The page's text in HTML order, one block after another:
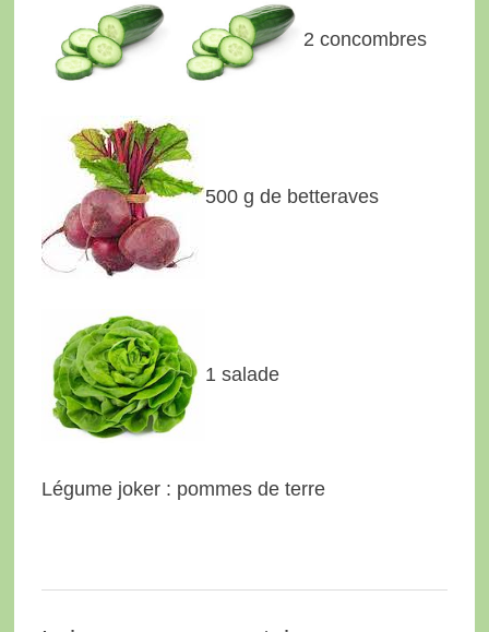
2 concombres
500 g de betteraves
1 salade
Légume joker : pommes de terre